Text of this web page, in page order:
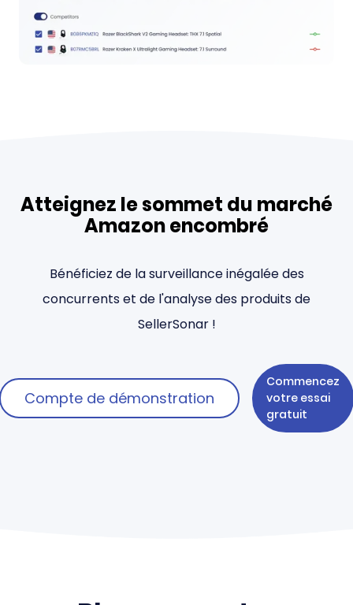
Atteignez le sommet du marché
Amazon encombré
Bénéficiez de la surveillance inégalée des
concurrents et de l'analyse des produits de
SellerSonar !
Compte de démonstration
Commencez
votre essai
gratuit